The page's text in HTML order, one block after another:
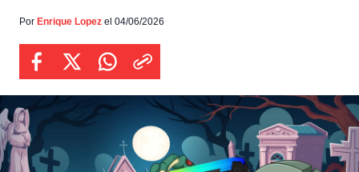
placas base compatibles. Esta drástica medida
alarmante escasez y el elevado precio que
actualmente afecta a los componentes DDR5, […]
Por Enrique Lopez el 04/06/2026